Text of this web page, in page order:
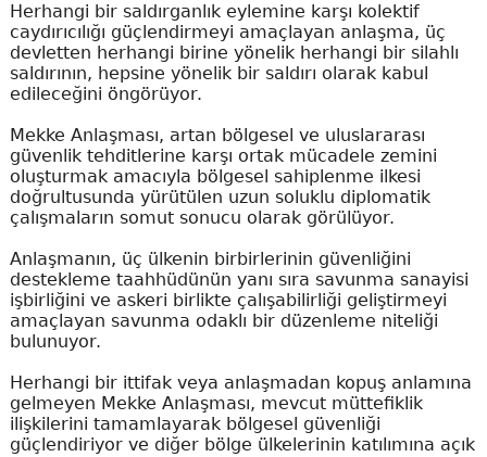
Herhangi bir saldırganlık eylemine karşı kolektif
caydırıcılığı güçlendirmeyi amaçlayan anlaşma, üç
devletten herhangi birine yönelik herhangi bir silahlı
saldırının, hepsine yönelik bir saldırı olarak kabul
edileceğini öngörüyor.
Mekke Anlaşması, artan bölgesel ve uluslararası
güvenlik tehditlerine karşı ortak mücadele zemini
oluşturmak amacıyla bölgesel sahiplenme ilkesi
doğrultusunda yürütülen uzun soluklu diplomatik
çalışmaların somut sonucu olarak görülüyor.
Anlaşmanın, üç ülkenin birbirlerinin güvenliğini
destekleme taahhüdünün yanı sıra savunma sanayisi
işbirliğini ve askeri birlikte çalışabilirliği geliştirmeyi
amaçlayan savunma odaklı bir düzenleme niteliği
bulunuyor.
Herhangi bir ittifak veya anlaşmadan kopuş anlamına
gelmeyen Mekke Anlaşması, mevcut müttefiklik
ilişkilerini tamamlayarak bölgesel güvenliği
güçlendiriyor ve diğer bölge ülkelerinin katılımına açık